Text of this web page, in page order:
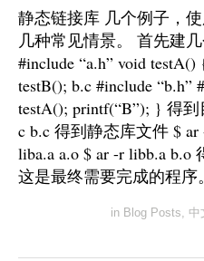
静态链接库 几个例子，
几种常见情景。 首先建
#include “a.h” void
testB(); b.c #include “b.h”
testA(); printf(“B”); } 得到
c b.c 得到静态库文件 $ ar
liba.a a.o $ ar -r libb.a b.o
这是最终需要完成的程
in Blog Posts, 中